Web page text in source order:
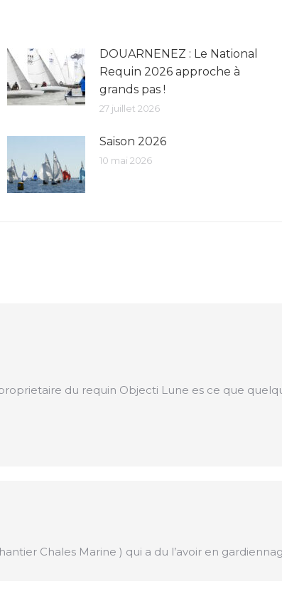
DOUARNENEZ : Le National
Requin 2026 approche à
grands pas !
27 juillet 2026
Saison 2026
10 mai 2026
du requin Objecti Lune es ce que
Chales Marine ) qui a du l’avoir en